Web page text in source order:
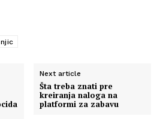
Next article
Šta treba znati pre
kreiranja naloga na
platformi za zabavu